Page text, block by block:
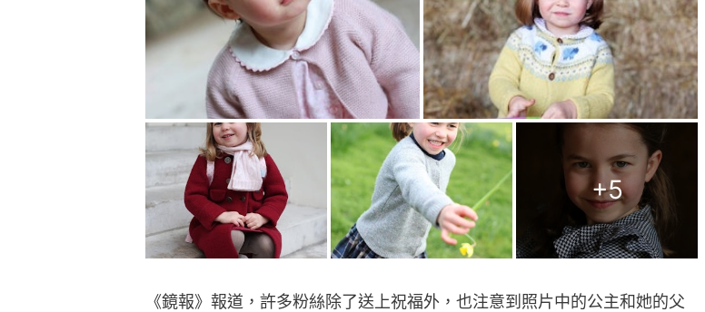
+5
《鏡報》報道，許多粉絲除了送上祝福外，也注意到照片中的公主和她的父